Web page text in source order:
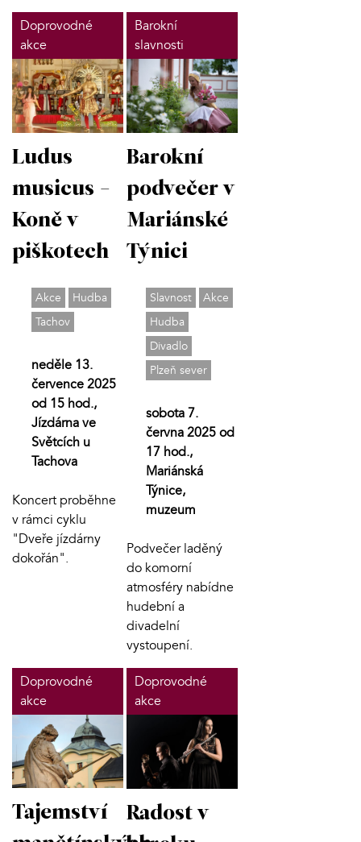
Doprovodné
akce
Ludus
musicus -
Koně v
piškotech
Akce
Hudba
Tachov
neděle 13.
července 2025
od 15 hod.,
Jízdárna ve
Světcích u
Tachova
Koncert proběhne
v rámci cyklu
"Dveře jízdárny
dokořán".
Barokní
slavnosti
Barokní
podvečer v
Mariánské
Týnici
Slavnost
Akce
Hudba
Divadlo
Plzeň sever
sobota 7.
června 2025 od
17 hod.,
Mariánská
Týnice,
muzeum
Podvečer laděný
do komorní
atmosféry nabídne
hudební a
divadelní
vystoupení.
Doprovodné
akce
Tajemství
Doprovodné
akce
Radost v